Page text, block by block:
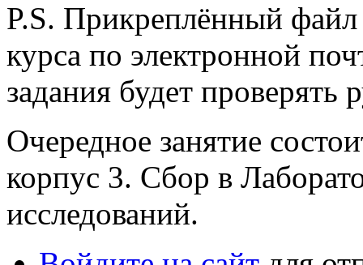
P.S. Прикреплённый файл
курса по электронной
задания будет проверять
Очередное занятие
корпус 3. Сбор в
исследований.